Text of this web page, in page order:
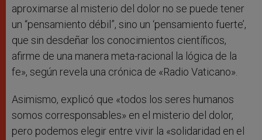
aproximarse al misterio del dolor no se puede tener
un “pensamiento débil”, sino un ‘pensamiento fuerte’,
que sin desdeñar los conocimientos científicos,
afirme de una manera meta-racional la lógica de la
fe», según revela una crónica de «Radio Vaticano».
Asimismo, explicó que «todos los seres humanos
somos corresponsables» en el misterio del dolor,
pero podemos elegir entre vivir la «solidaridad en el